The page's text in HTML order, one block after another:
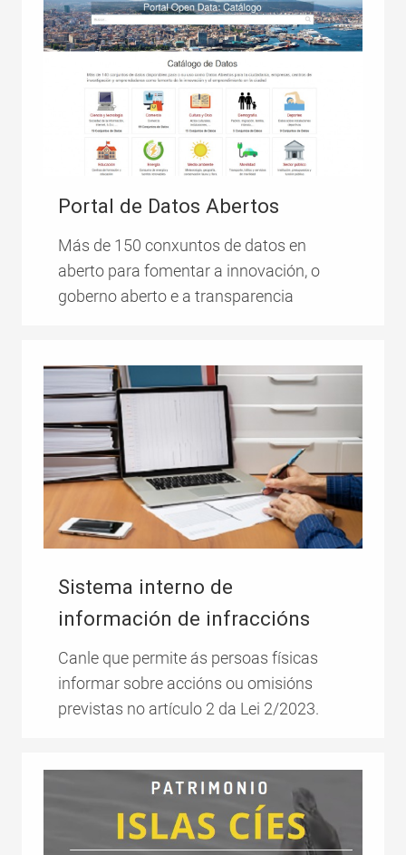
Portal de Datos Abertos
Más de 150 conxuntos de datos en
aberto para fomentar a innovación, o
goberno aberto e a transparencia
Sistema interno de
información de infraccións
Canle que permite ás persoas físicas
informar sobre accións ou omisións
previstas no artículo 2 da Lei 2/2023.